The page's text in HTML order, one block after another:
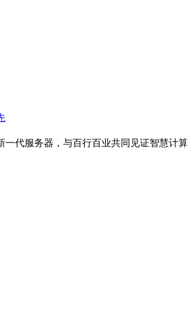
代服务器，与百行百业共同见证智慧计算